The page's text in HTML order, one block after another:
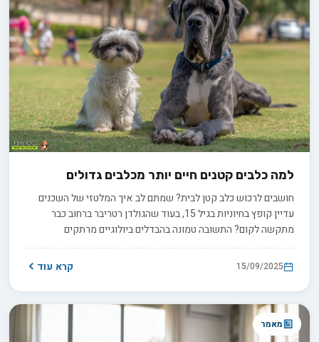
למה כלבים קטנים חיים יותר מכלבים גדולים
חושבים לרכוש כלב קטן לבית? שמתם לב איך המלטזי של השכנים
עדיין קופץ בחיוניות בגיל 15, בעוד שהגולדן רטריבר ברחוב כבר
מתקשה לקום? התשובה טמונה בהבדלים ביולוגיים מרתקים
שמשפיעים על תוחלת החיים של כלבים - והחשוב לא רק כמה זמן הם
איתנו, אלא איך הם חיים.
15/09/2025 קרא עוד
מאמר